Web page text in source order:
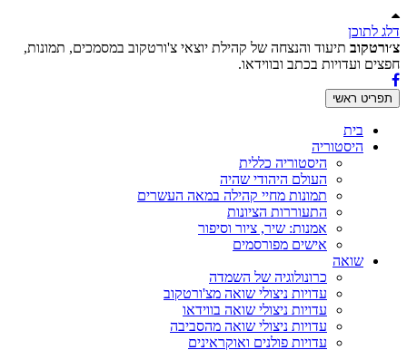
דלג לתוכן
צ׳ורטקוב תיעוד והנצחה של קהילת יוצאי צ'ורטקוב במסמכים, תמונות,
חפצים ועדויות בכתב ובווידאו.
תפריט ראשי
בית
היסטוריה
היסטוריה כללית
העולם היהודי שהיה
תמונות מחיי קהילה במאה העשרים
התעוררות הציונות
אמנות: שיר, ציור וסיפור
אישים מפורסמים
שואה
כרונולוגיה של השמדה
עדויות ניצולי שואה מצ'ורטקוב
עדויות ניצולי שואה בווידאו
עדויות ניצולי שואה מהסביבה
עדויות פולנים ואוקראינים